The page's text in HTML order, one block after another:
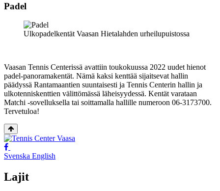
Padel
Ulkopadelkentät Vaasan Hietalahden urheilupuistossa
Vaasan Tennis Centerissä avattiin toukokuussa 2022 uudet hienot
padel-panoramakentät. Nämä kaksi kenttää sijaitsevat hallin
päädyssä Rantamaantien suuntaisesti ja Tennis Centerin hallin ja
ulkotenniskenttien välittömässä läheisyydessä. Kentät varataan
Matchi -sovelluksella tai soittamalla hallille numeroon 06-3173700.
Tervetuloa!
Takaisin
ylös
link
link
Svenska English
Lajit